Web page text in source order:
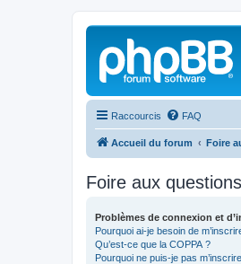
Raccourcis FAQ
Accueil du forum Foire
Foire aux questions
Problèmes de connexion et
Pourquoi ai-je besoin de
Qu’est-ce que la COPPA ?
Pourquoi ne puis-je pas